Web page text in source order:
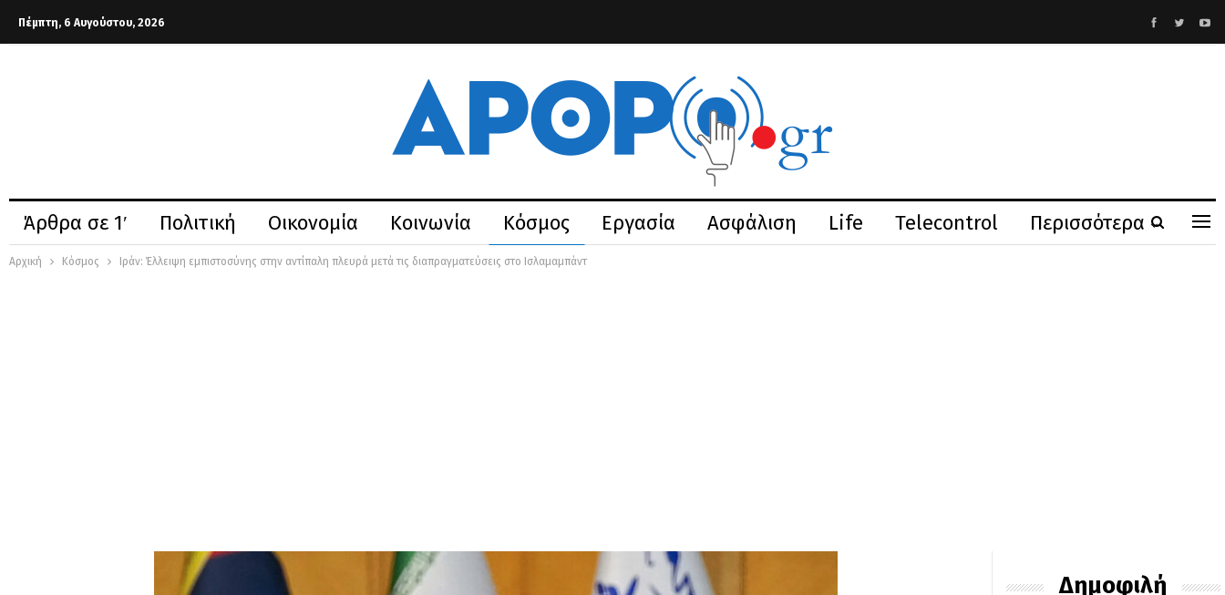
Πέμπτη, 6 Αυγούστου, 2026
Άρθρα σε 1′ Πολιτική Οικονομία Κοινωνία Κόσμος Εργασία Ασφάλιση Life Telecontrol Περισσότερα
Αρχική Κόσμος Ιράν: Έλλειψη εμπιστοσύνης στην αντίπαλη πλευρά μετά τις διαπραγματεύσεις στο Ισλαμαμπάντ
Δημοφιλή